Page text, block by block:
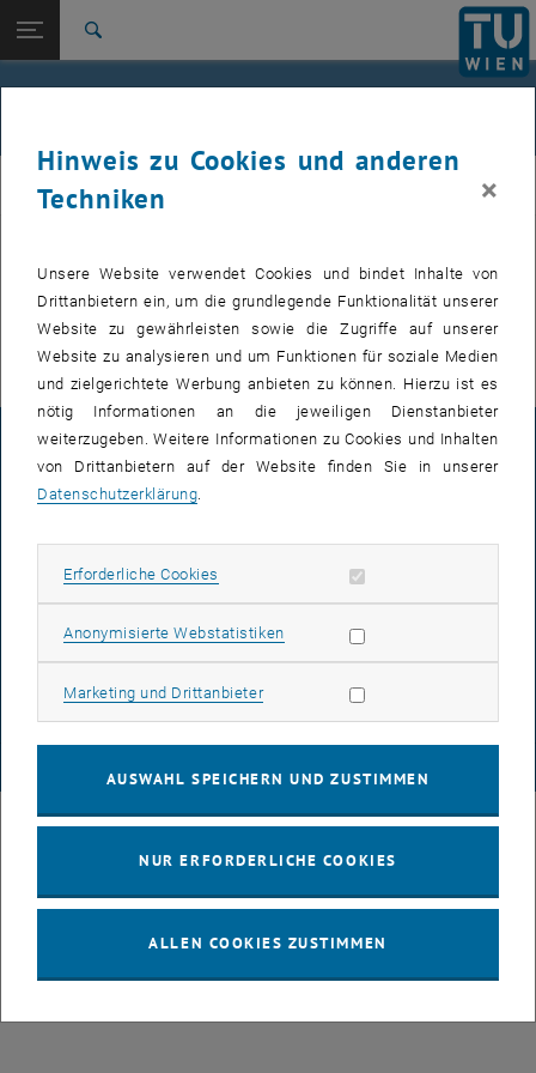
TU Login
Studium
International
Zur 1. Menü Ebene
E307-02-1-Forschungsgruppe Maschinenelemente und
Luftfahrtgetriebe
Zurück: Subseiten von E307-02-1-Forschungsgruppe
Maschinenelemente und
Luftfahrtgetriebe
Veranstaltungen
MEL
VERANSTALTUNGEN VOM 15. JULI 2026
Es gibt keine Veranstaltungen in der aktuellen Ansicht.
IMPRESSUM
COOKIEEINSTELLUNGEN
Hinweis zu Cookies und anderen
Techniken
×
Unsere Website verwendet Cookies und bindet Inhalte von
Drittanbietern ein, um die grundlegende Funktionalität unserer
Website zu gewährleisten sowie die Zugriffe auf unserer
Website zu analysieren und um Funktionen für soziale Medien
und zielgerichtete Werbung anbieten zu können. Hierzu ist es
nötig Informationen an die jeweiligen Dienstanbieter
weiterzugeben. Weitere Informationen zu Cookies und Inhalten
von Drittanbietern auf der Website finden Sie in unserer
Datenschutzerklärung.
Erforderliche Cookies Erforderliche Cookies zulassen
Anonymisierte WebstatistikenStatistik Cookies zulassen
Marketing und DrittanbieterMarketing Cookies zulassen
AUSWAHL SPEICHERN UND ZUSTIMMEN
NUR ERFORDERLICHE COOKIES
ALLEN COOKIES ZUSTIMMEN